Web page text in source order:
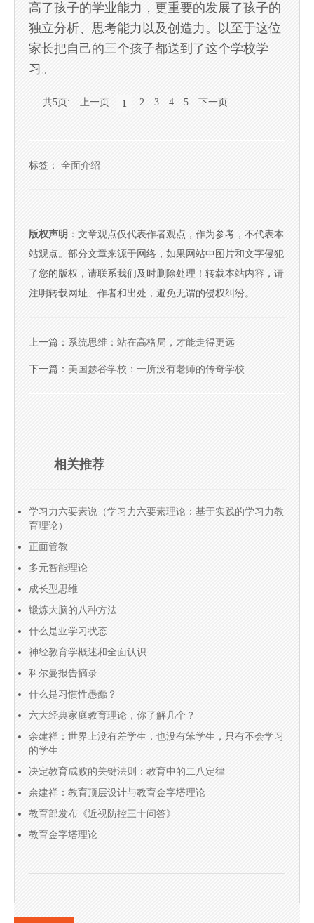
高了孩子的学业能力，更重要的发展了孩子的
独立分析、思考能力以及创造力。以至于这位
家长把自己的三个孩子都送到了这个学校学
习。
共5页: 上一页 1 2 3 4 5 下一页
标签： 全面介绍
版权声明 ：文章观点仅代表作者观点，作为参考，不代表本
站观点。部分文章来源于网络，如果网站中图片和文字侵犯
了您的版权，请联系我们及时删除处理！转载本站内容，请
注明转载网址、作者和出处，避免无谓的侵权纠纷。
上一篇： 系统思维：站在高格局，才能走得更远
下一篇： 美国瑟谷学校：一所没有老师的传奇学校
相关推荐
学习力六要素说（学习力六要素理论：基于实践的学习力教
育理论）
正面管教
多元智能理论
成长型思维
锻炼大脑的八种方法
什么是亚学习状态
神经教育学概述和全面认识
科尔曼报告摘录
什么是习惯性愚蠢？
六大经典家庭教育理论，你了解几个？
余建祥：世界上没有差学生，也没有笨学生，只有不会学习
的学生
决定教育成败的关键法则：教育中的二八定律
余建祥：教育顶层设计与教育金字塔理论
教育部发布《近视防控三十问答》
教育金字塔理论